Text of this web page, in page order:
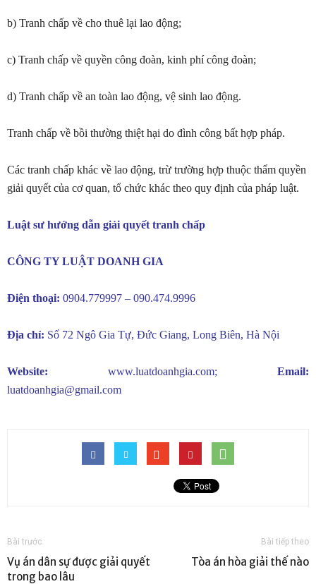
b) Tranh chấp về cho thuê lại lao động;
c) Tranh chấp về quyền công đoàn, kinh phí công đoàn;
d) Tranh chấp về an toàn lao động, vệ sinh lao động.
Tranh chấp về bồi thường thiệt hại do đình công bất hợp pháp.
Các tranh chấp khác về lao động, trừ trường hợp thuộc thẩm quyền
giải quyết của cơ quan, tổ chức khác theo quy định của pháp luật.
Luật sư hướng dẫn giải quyết tranh chấp
CÔNG TY LUẬT DOANH GIA
Điện thoại: 0904.779997 – 090.474.9996
Địa chỉ: Số 72 Ngô Gia Tự, Đức Giang, Long Biên, Hà Nội
Website: www.luatdoanhgia.com; Email:
luatdoanhgia@gmail.com
Bài trước
Vụ án dân sự được giải quyết
trong bao lâu
Bài tiếp theo
Tòa án hòa giải thế nào